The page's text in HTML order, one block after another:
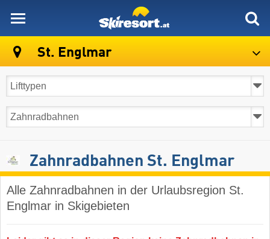
St. Englmar
Zahnradbahnen St. Englmar
Alle Zahnradbahnen in der Urlaubsregion St.
Englmar in Skigebieten